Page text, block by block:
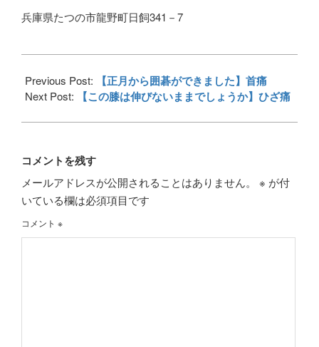
兵庫県たつの市龍野町日飼341－7
01-
10
Previous Post: 【正月から囲碁ができました】首痛
Next Post: 【この膝は伸びないままでしょうか】ひざ痛
コメントを残す
メールアドレスが公開されることはありません。 ※ が付
いている欄は必須項目です
コメント ※